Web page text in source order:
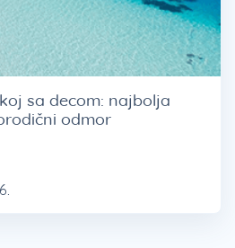
sa decom: najbolja
odmor